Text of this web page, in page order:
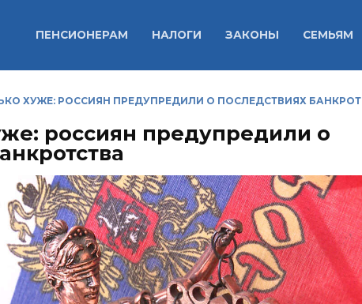
ПЕНСИОНЕРАМ НАЛОГИ ЗАКОНЫ СЕМЬЯМ
ХУЖЕ: РОССИЯН ПРЕДУПРЕДИЛИ О ПОСЛЕДСТВИЯХ
россиян предупредили о